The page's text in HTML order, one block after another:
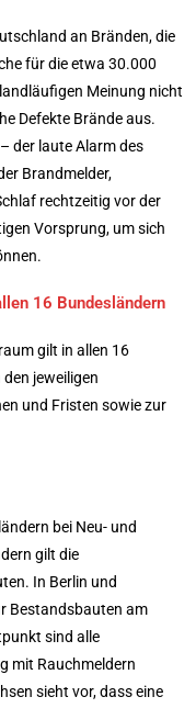
an Bränden, die
für die etwa 30.000
Meinung nicht
Defekte Brände aus.
der laute Alarm des
Brandmelder,
rechtzeitig vor der
Vorsprung, um sich
16 Bundesländern
gilt in allen 16
jeweiligen
und Fristen sowie zur
bei Neu- und
gilt die
In Berlin und
Bestandsbauten am
sind alle
mit Rauchmeldern
sieht vor, dass eine